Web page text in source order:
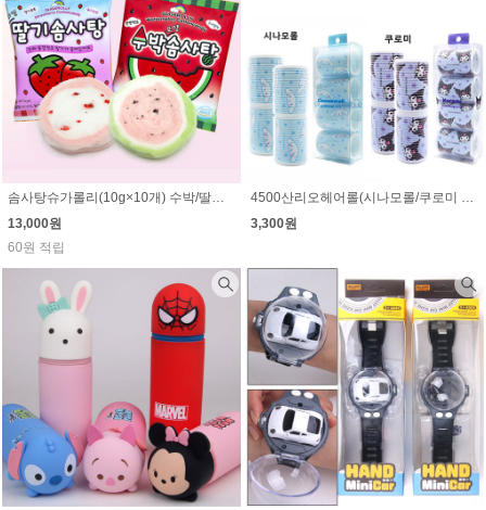
솜사탕슈가롤리(10g×10개) 수박/딸기 선택 (1개 1300원)
13,000원
60원 적립
4500산리오헤어롤(시나모롤/쿠로미 선택)
3,300원